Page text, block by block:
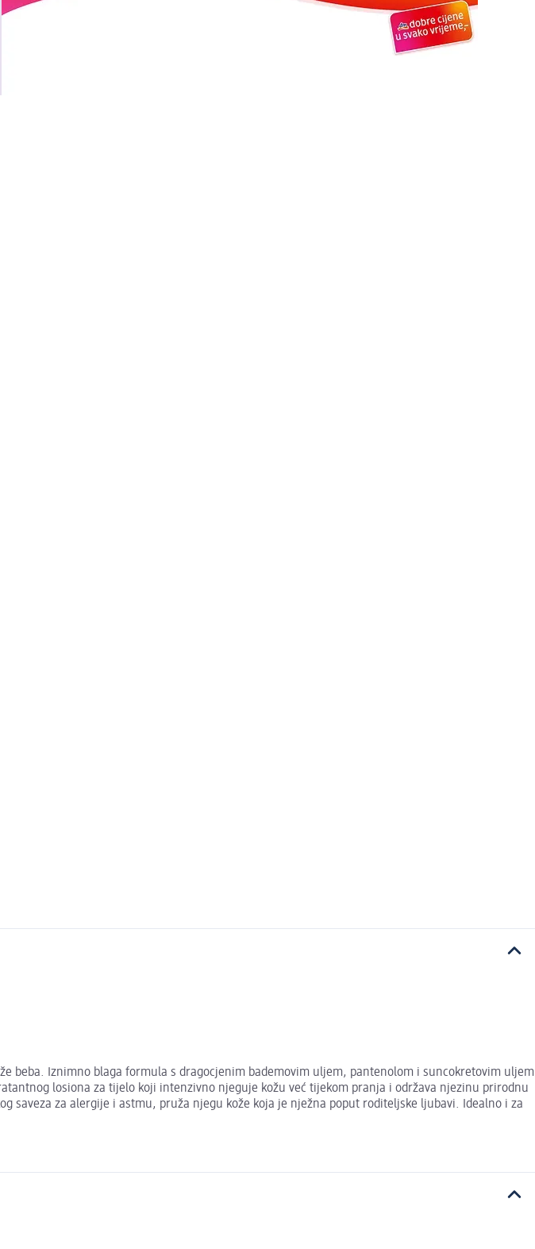
beba. Iznimno blaga formula s dragocjenim bademovim uljem, pantenolom i suncokretovim uljem
losiona za tijelo koji intenzivno njeguje kožu već tijekom pranja i održava njezinu prirodnu
saveza za alergije i astmu, pruža njegu kože koja je nježna poput roditeljske ljubavi. Idealno i za